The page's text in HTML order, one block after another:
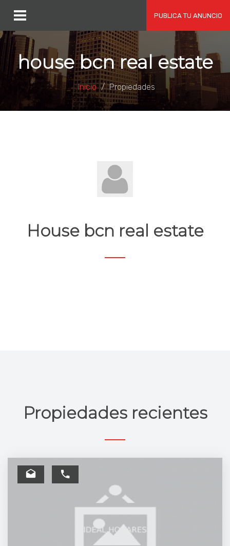
PUBLICA TU ANUNCIO
house bcn real estate
Inicio Propiedades
House bcn real estate
Propiedades recientes